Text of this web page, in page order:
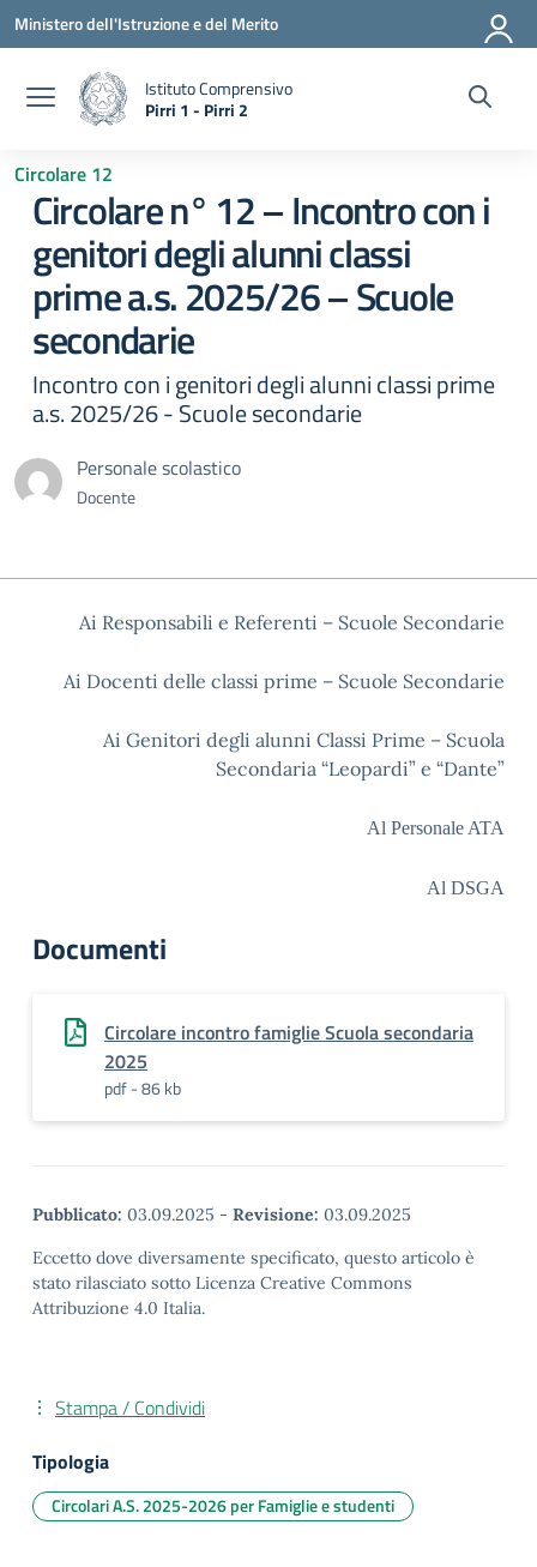
Vai ai contenuti
Vai al menu di navigazione
Vai al footer
Ministero dell'Istruzione e del Merito
Istituto Comprensivo
Pirri 1 - Pirri 2
Circolare 12
Circolare n° 12 – Incontro con i
genitori degli alunni classi
prime a.s. 2025/26 – Scuole
secondarie
Incontro con i genitori degli alunni classi prime
a.s. 2025/26 - Scuole secondarie
Personale scolastico
Docente
Ai Responsabili e Referenti – Scuole Secondarie
Ai Docenti delle classi prime – Scuole Secondarie
Ai Genitori degli alunni Classi Prime – Scuola
Secondaria “Leopardi” e “Dante”
Al Personale ATA
Al DSGA
Documenti
Circolare incontro famiglie Scuola secondaria
2025
pdf - 86 kb
Pubblicato: 03.09.2025 - Revisione: 03.09.2025
Eccetto dove diversamente specificato, questo articolo è
stato rilasciato sotto Licenza Creative Commons
Attribuzione 4.0 Italia.
Stampa / Condividi
Tipologia
Circolari A.S. 2025-2026 per Famiglie e studenti